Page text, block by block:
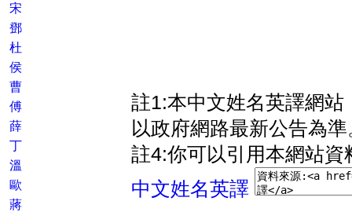
宋
鄧
杜
侯
曹
傅
薛
丁
溫
歐
蔣
註1:本中文姓名英譯網
以政府網路最新公告為準
註4:你可以引用本網站
中文姓名英譯